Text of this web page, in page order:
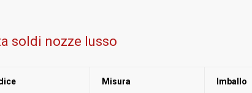
soldi nozze lusso
Misura Imballo